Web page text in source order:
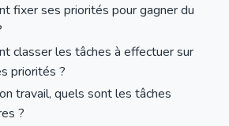
fixer ses priorités pour gagner du
classer les tâches à effectuer sur
priorités ?
travail, quels sont les tâches
?